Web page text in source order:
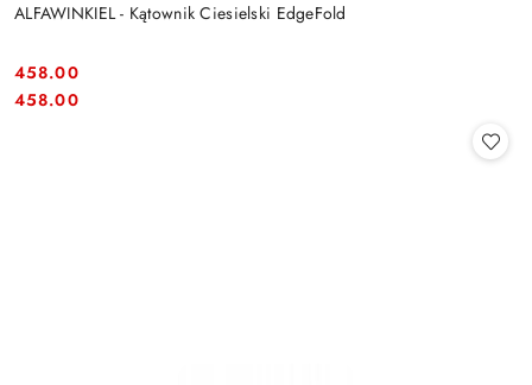
ALFAWINKIEL - Kątownik Ciesielski EdgeFold
Cena:
458.00
Cena:
458.00